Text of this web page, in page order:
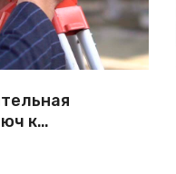
к
разрешению